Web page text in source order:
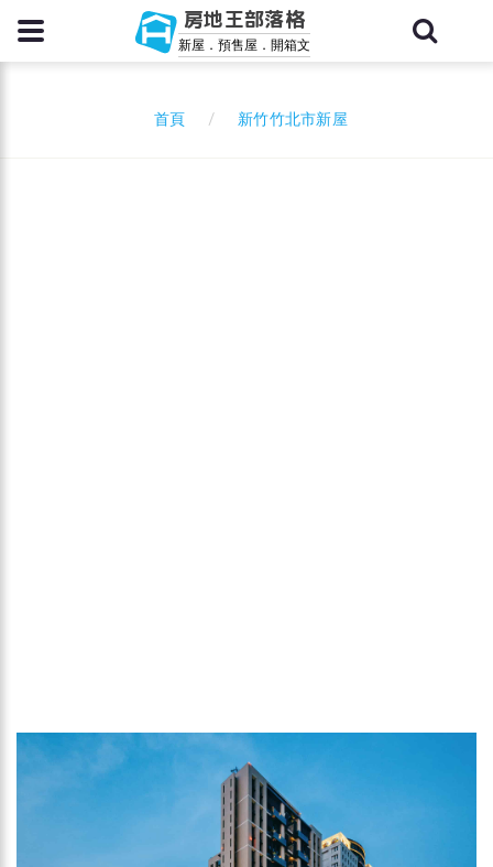
房地王部落格
新屋．預售屋．開箱文
首頁 新竹竹北市新屋